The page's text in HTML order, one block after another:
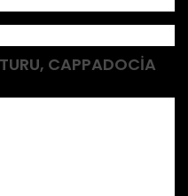
CAPPADOCIA